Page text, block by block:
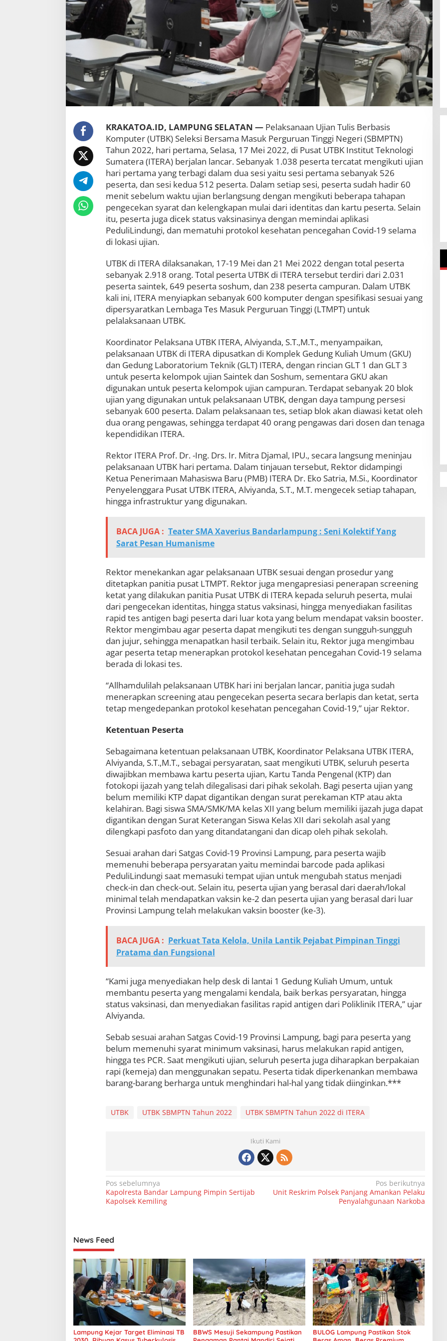
j
a
l
a
n
L
a
n
a
r
e
s
e
r
t
a
P
a
t
h
i
P
r
o
e
s
KRAKATOA.ID, LAMPUNG SELATAN —Pelaksanaan Ujian Tulis Berbasis
Komputer (UTBK) Seleksi Bersama Masuk Perguruan Tinggi Negeri (SBMPTN)
Tahun 2022, hari pertama, Selasa, 17 Mei 2022, di Pusat UTBK Institut Teknologi
Sumatera (ITERA) berjalan lancar. Sebanyak 1.038 peserta tercatat mengikuti ujian
hari pertama yang terbagi dalam dua sesi yaitu sesi pertama sebanyak 526
peserta, dan sesi kedua 512 peserta. Dalam setiap sesi, peserta sudah hadir 60
menit sebelum waktu ujian berlangsung dengan mengikuti beberapa tahapan
pengecekan syarat dan kelengkapan mulai dari identitas dan kartu peserta. Selain
itu, peserta juga dicek status vaksinasinya dengan memindai aplikasi
PeduliLindungi, dan mematuhi protokol kesehatan pencegahan Covid-19 selama
di lokasi ujian.
UTBK di ITERA dilaksanakan, 17-19 Mei dan 21 Mei 2022 dengan total peserta
sebanyak 2.918 orang. Total peserta UTBK di ITERA tersebut terdiri dari 2.031
peserta saintek, 649 peserta soshum, dan 238 peserta campuran. Dalam UTBK
kali ini, ITERA menyiapkan sebanyak 600 komputer dengan spesifikasi sesuai yang
dipersyaratkan Lembaga Tes Masuk Perguruan Tinggi (LTMPT) untuk
pelalaksanaan UTBK.
Koordinator Pelaksana UTBK ITERA, Alviyanda, S.T.,M.T., menyampaikan,
pelaksanaan UTBK di ITERA dipusatkan di Komplek Gedung Kuliah Umum (GKU)
dan Gedung Laboratorium Teknik (GLT) ITERA, dengan rincian GLT 1 dan GLT 3
untuk peserta kelompok ujian Saintek dan Soshum, sementara GKU akan
digunakan untuk peserta kelompok ujian campuran. Terdapat sebanyak 20 blok
ujian yang digunakan untuk pelaksanaan UTBK, dengan daya tampung persesi
sebanyak 600 peserta. Dalam pelaksanaan tes, setiap blok akan diawasi ketat oleh
dua orang pengawas, sehingga terdapat 40 orang pengawas dari dosen dan tenaga
kependidikan ITERA.
Rektor ITERA Prof. Dr. -Ing. Drs. Ir. Mitra Djamal, IPU., secara langsung meninjau
pelaksanaan UTBK hari pertama. Dalam tinjauan tersebut, Rektor didampingi
Ketua Penerimaan Mahasiswa Baru (PMB) ITERA Dr. Eko Satria, M.Si., Koordinator
Penyelenggara Pusat UTBK ITERA, Alviyanda, S.T., M.T. mengecek setiap tahapan,
hingga infrastruktur yang digunakan.
BACA JUGA : Teater SMA Xaverius Bandarlampung : Seni Kolektif Yang
Sarat Pesan Humanisme
Rektor menekankan agar pelaksanaan UTBK sesuai dengan prosedur yang
ditetapkan panitia pusat LTMPT. Rektor juga mengapresiasi penerapan screening
ketat yang dilakukan panitia Pusat UTBK di ITERA kepada seluruh peserta, mulai
dari pengecekan identitas, hingga status vaksinasi, hingga menyediakan fasilitas
rapid tes antigen bagi peserta dari luar kota yang belum mendapat vaksin booster.
Rektor mengimbau agar peserta dapat mengikuti tes dengan sungguh-sungguh
dan jujur, sehingga menapatkan hasil terbaik. Selain itu, Rektor juga mengimbau
agar peserta tetap menerapkan protokol kesehatan pencegahan Covid-19 selama
berada di lokasi tes.
“Allhamdulilah pelaksanaan UTBK hari ini berjalan lancar, panitia juga sudah
menerapkan screening atau pengecekan peserta secara berlapis dan ketat, serta
tetap mengedepankan protokol kesehatan pencegahan Covid-19,” ujar Rektor.
Ketentuan Peserta
Sebagaimana ketentuan pelaksanaan UTBK, Koordinator Pelaksana UTBK ITERA,
Alviyanda, S.T.,M.T., sebagai persyaratan, saat mengikuti UTBK, seluruh peserta
diwajibkan membawa kartu peserta ujian, Kartu Tanda Pengenal (KTP) dan
fotokopi ijazah yang telah dilegalisasi dari pihak sekolah. Bagi peserta ujian yang
belum memiliki KTP dapat digantikan dengan surat perekaman KTP atau akta
kelahiran. Bagi siswa SMA/SMK/MA kelas XII yang belum memiliki ijazah juga dapat
digantikan dengan Surat Keterangan Siswa Kelas XII dari sekolah asal yang
dilengkapi pasfoto dan yang ditandatangani dan dicap oleh pihak sekolah.
Sesuai arahan dari Satgas Covid-19 Provinsi Lampung, para peserta wajib
memenuhi beberapa persyaratan yaitu memindai barcode pada aplikasi
PeduliLindungi saat memasuki tempat ujian untuk mengubah status menjadi
check-in dan check-out. Selain itu, peserta ujian yang berasal dari daerah/lokal
minimal telah mendapatkan vaksin ke-2 dan peserta ujian yang berasal dari luar
Provinsi Lampung telah melakukan vaksin booster (ke-3).
BACA JUGA : Perkuat Tata Kelola, Unila Lantik Pejabat Pimpinan Tinggi
Pratama dan Fungsional
“Kami juga menyediakan help desk di lantai 1 Gedung Kuliah Umum, untuk
membantu peserta yang mengalami kendala, baik berkas persyaratan, hingga
status vaksinasi, dan menyediakan fasilitas rapid antigen dari Poliklinik ITERA,” ujar
Alviyanda.
Sebab sesuai arahan Satgas Covid-19 Provinsi Lampung, bagi para peserta yang
belum memenuhi syarat minimum vaksinasi, harus melakukan rapid antigen,
hingga tes PCR. Saat mengikuti ujian, seluruh peserta juga diharapkan berpakaian
rapi (kemeja) dan menggunakan sepatu. Peserta tidak diperkenankan membawa
barang-barang berharga untuk menghindari hal-hal yang tidak diinginkan.***
UTBK UTBK SBMPTN Tahun 2022 UTBK SBMPTN Tahun 2022 di ITERA
Ikuti Kami
N
a
g
a
s
i
p
o
s
Pos sebelumnya
Kapolresta Bandar Lampung Pimpin Sertijab
Kapolsek Kemiling
Pos berikutnya
Unit Reskrim Polsek Panjang Amankan Pelaku
Penyalahgunaan Narkoba
News Feed
Lampung Kejar Target Eliminasi TB
BBWS Mesuji Sekampung Pastikan
BULOG Lampung Pastikan Stok
BBWS Mesuji Sekampung Pastikan
Pengaman Pantai Mandiri Sejati
Penuhi Standar Mutu